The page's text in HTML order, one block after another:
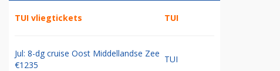
TUI vliegtickets TUI
Jul: 8-dg cruise Oost Middellandse Zee
€1235
TUI